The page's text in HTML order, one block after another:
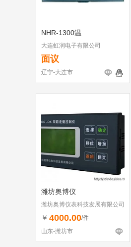
NHR-1300温
大连虹润电子有限公司
面议
辽宁-大连市
潍坊奥博仪
潍坊奥博仪表科技发展有限公司
￥ 4000.00/件
山东-潍坊市